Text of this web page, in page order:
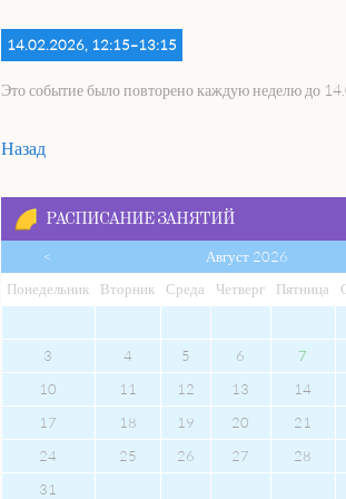
14.02.2026, 12:15–13:15
Это событие было повторено каждую неделю до
Назад
РАСПИСАНИЕ ЗАНЯТИЙ
<
Август 2026
Понедельник Вторник Среда Четверг Пятница
3
4 5 6 7
10
11 12 13 14
17
18 19 20 21
24
25 26 27 28
31